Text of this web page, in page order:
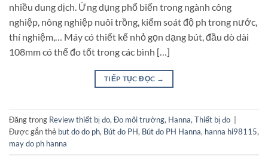
nhiều dung dịch. Ứng dụng phổ biến trong ngành công
nghiệp, nông nghiệp nuôi trồng, kiểm soát độ ph trong nước,
thí nghiệm,… Máy có thiết kế nhỏ gọn dạng bút, đầu dò dài
108mm có thể đo tốt trong các bình […]
TIẾP TỤC ĐỌC →
Đăng trong Review thiết bị đo, Đo môi trường, Hanna, Thiết bị đo
Được gắn thẻ but do do ph, Bút đo PH, Bút đo PH Hanna, hanna hi98115,
may do ph hanna